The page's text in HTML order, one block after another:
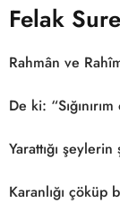
Felak
Rahmân ve
De ki:
Yarattığı
Karanlığı çöküp